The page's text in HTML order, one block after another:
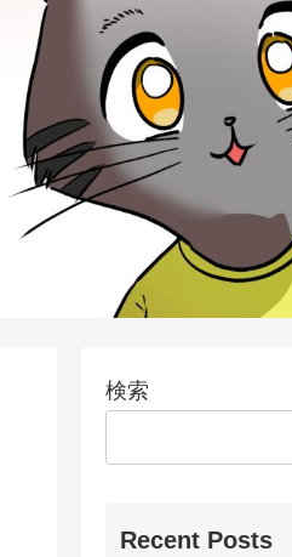
検索
Recent Posts